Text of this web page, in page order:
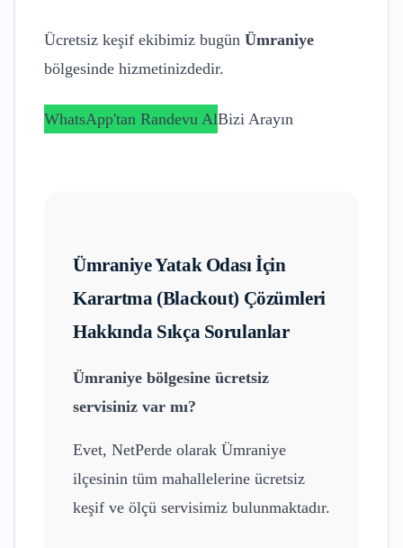
Ücretsiz keşif ekibimiz bugün Ümraniye
bölgesinde hizmetinizdedir.
WhatsApp'tan Randevu AlBizi Arayın
ÜmraniyeYatak Odası İçin
Karartma (Blackout) Çözümleri
Hakkında Sıkça Sorulanlar
Ümraniye bölgesine ücretsiz
servisiniz var mı?
Evet, NetPerde olarak Ümraniye
ilçesinin tüm mahallelerine ücretsiz
keşif ve ölçü servisimiz bulunmaktadır.